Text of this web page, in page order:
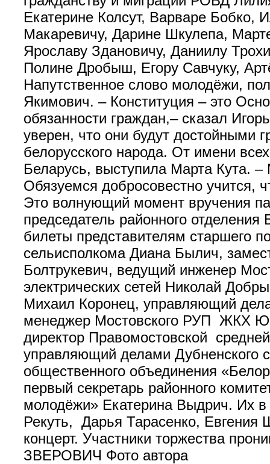
Екатерине Колсут, Варваре Бобко,
Макаревичу, Дарине Шкулепа,
Ярославу Здановичу, Даниилу
Полине Дробыш, Егору Савчуку,
Напутственное слово молодёжи,
Якимович. – Конституция – это
обязанности граждан,– сказал
уверен, что они будут достойными
белорусского народа. От имени
Беларусь, выступила Марта Кута.
Обязуемся добросовестно
Это волнующий момент вручения
председатель районного
билеты представителям старшего
сельисполкома Диана Былич,
Болтрукевич, ведущий инженер
электрических сетей Николай
Михаил Коронец, управляющий
менеджер Мостовского РУП ЖКХ
директор Правомостовской
управляющий делами Дубненского
общественного объединения
первый секретарь районного
молодёжи» Екатерина Выдрич. Их в
Рекуть, Дарья Тарасенко, Евгения
концерт. Участники торжества
ЗВЕРОВИЧ Фото автора